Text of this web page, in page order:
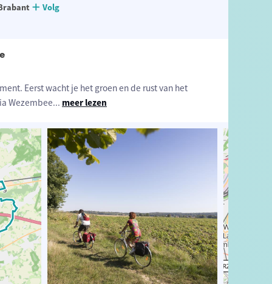
Volg
Eerst wacht je het groen en de rust van het
Wezembee... meer lezen